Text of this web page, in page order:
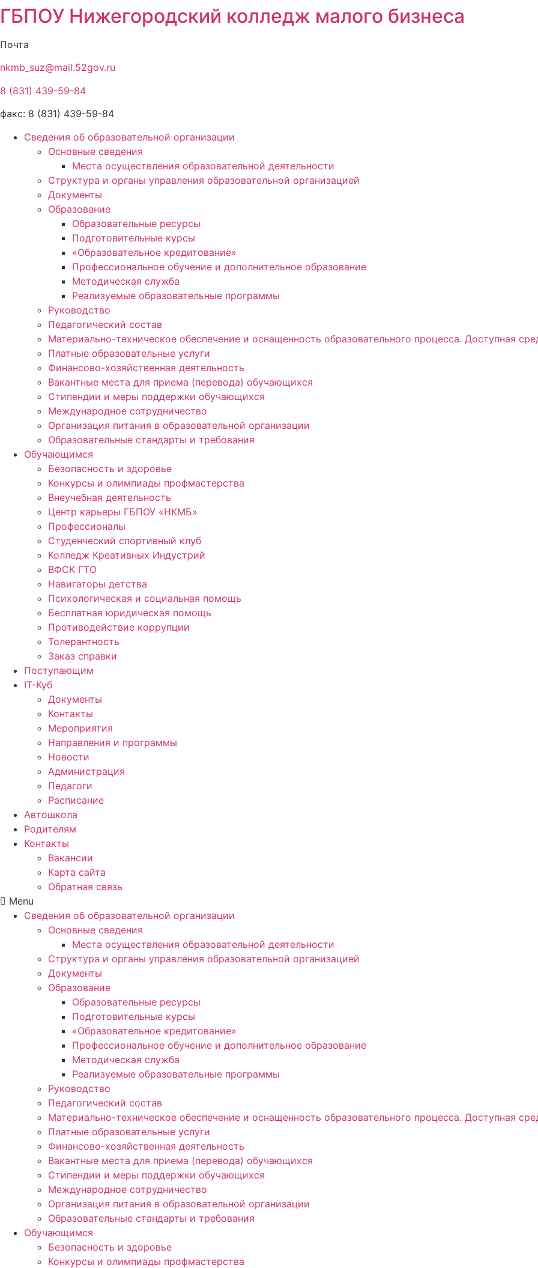
ГБПОУ Нижегородский колледж малого бизнеса
Почта
nkmb_suz@mail.52gov.ru
8 (831) 439-59-84
факс: 8 (831) 439-59-84
Сведения об образовательной организации
Основные сведения
Места осуществления образовательной деятельности
Структура и органы управления образовательной организацией
Документы
Образование
Образовательные ресурсы
Подготовительные курсы
«Образовательное кредитование»
Профессиональное обучение и дополнительное образование
Методическая служба
Реализуемые образовательные программы
Руководство
Педагогический состав
Материально-техническое обеспечение и оснащенность образовательного процесса. Доступная
Платные образовательные услуги
Финансово-хозяйственная деятельность
Вакантные места для приема (перевода) обучающихся
Стипендии и меры поддержки обучающихся
Международное сотрудничество
Организация питания в образовательной организации
Образовательные стандарты и требования
Обучающимся
Безопасность и здоровье
Конкурсы и олимпиады профмастерства
Внеучебная деятельность
Центр карьеры ГБПОУ «НКМБ»
Профессионалы
Студенческий спортивный клуб
Колледж Креативных Индустрий
ВФСК ГТО
Навигаторы детства
Психологическая и социальная помощь
Бесплатная юридическая помощь
Противодействие коррупции
Толерантность
Заказ справки
Поступающим
IT-Куб
Документы
Контакты
Мероприятия
Направления и программы
Новости
Администрация
Педагоги
Расписание
Автошкола
Родителям
Контакты
Вакансии
Карта сайта
Обратная связь
Menu
Сведения об образовательной организации
Основные сведения
Места осуществления образовательной деятельности
Структура и органы управления образовательной организацией
Документы
Образование
Образовательные ресурсы
Подготовительные курсы
«Образовательное кредитование»
Профессиональное обучение и дополнительное образование
Методическая служба
Реализуемые образовательные программы
Руководство
Педагогический состав
Материально-техническое обеспечение и оснащенность образовательного процесса. Доступная
Платные образовательные услуги
Финансово-хозяйственная деятельность
Вакантные места для приема (перевода) обучающихся
Стипендии и меры поддержки обучающихся
Международное сотрудничество
Организация питания в образовательной организации
Образовательные стандарты и требования
Обучающимся
Безопасность и здоровье
Конкурсы и олимпиады профмастерства